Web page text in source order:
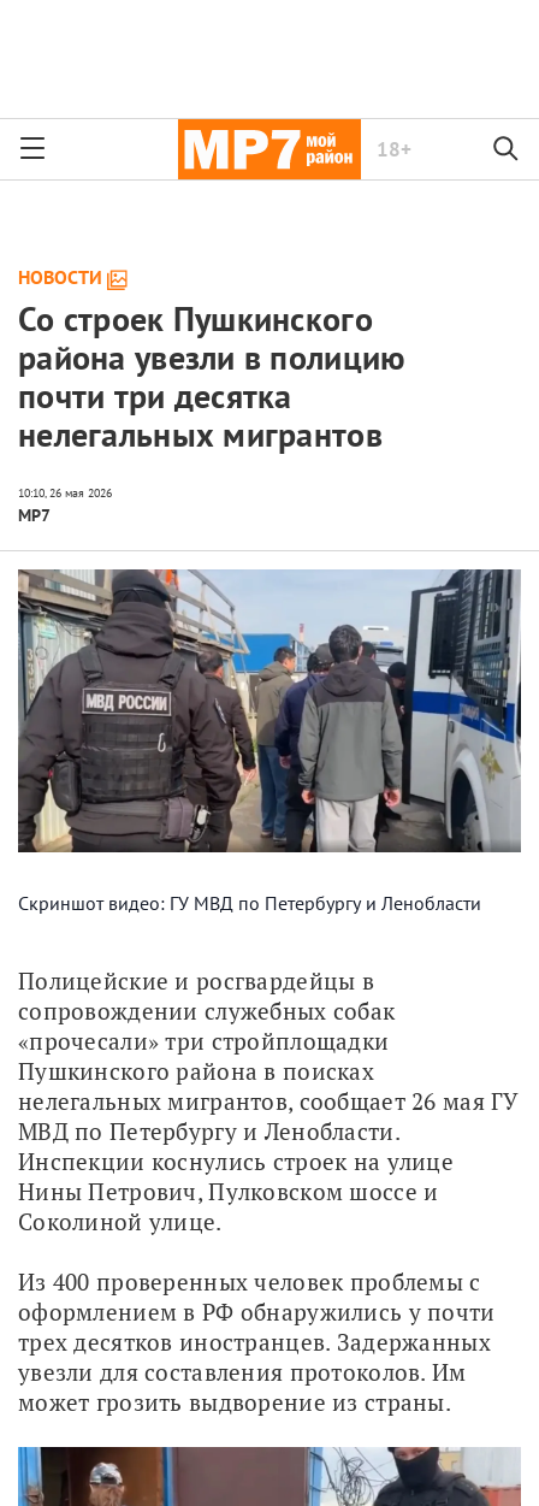
18+
НОВОСТИ
Со строек Пушкинского
района увезли в полицию
почти три десятка
нелегальных мигрантов
МР7
Скриншот видео: ГУ МВД по Петербургу и Ленобласти
Полицейские и росгвардейцы в
сопровождении служебных собак
«прочесали» три стройплощадки
Пушкинского района в поисках
нелегальных мигрантов, сообщает 26 мая ГУ
МВД по Петербургу и Ленобласти.
Инспекции коснулись строек на улице
Нины Петрович, Пулковском шоссе и
Соколиной улице.
Из 400 проверенных человек проблемы с
оформлением в РФ обнаружились у почти
трех десятков иностранцев. Задержанных
увезли для составления протоколов. Им
может грозить выдворение из страны.